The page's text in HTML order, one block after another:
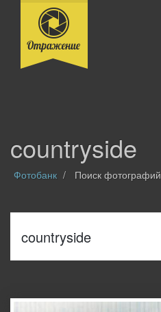
countryside
Фотобанк Поиск фотографий